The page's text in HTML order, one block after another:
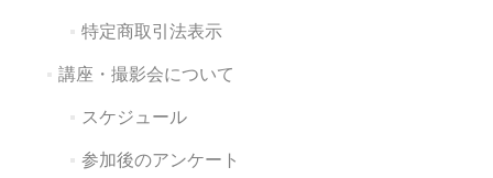
特定商取引法表示
講座・撮影会について
スケジュール
参加後のアンケート